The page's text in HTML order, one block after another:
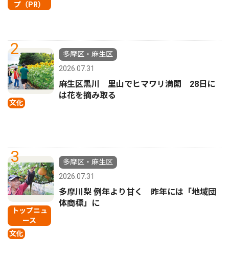
プ（PR）
2
文化
多摩区・麻生区
2026.07.31
麻生区黒川 里山でヒマワリ満開 28日に
は花を摘み取る
3
トップニュ
ース
文化
多摩区・麻生区
2026.07.31
多摩川梨 例年より甘く 昨年には「地域団
体商標」に